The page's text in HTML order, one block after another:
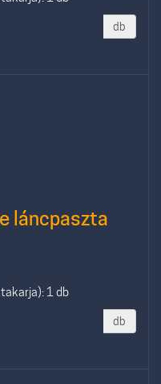
db
láncpaszta
1 db
db